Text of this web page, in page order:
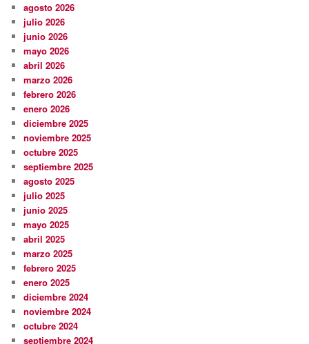
agosto 2026
julio 2026
junio 2026
mayo 2026
abril 2026
marzo 2026
febrero 2026
enero 2026
diciembre 2025
noviembre 2025
octubre 2025
septiembre 2025
agosto 2025
julio 2025
junio 2025
mayo 2025
abril 2025
marzo 2025
febrero 2025
enero 2025
diciembre 2024
noviembre 2024
octubre 2024
septiembre 2024